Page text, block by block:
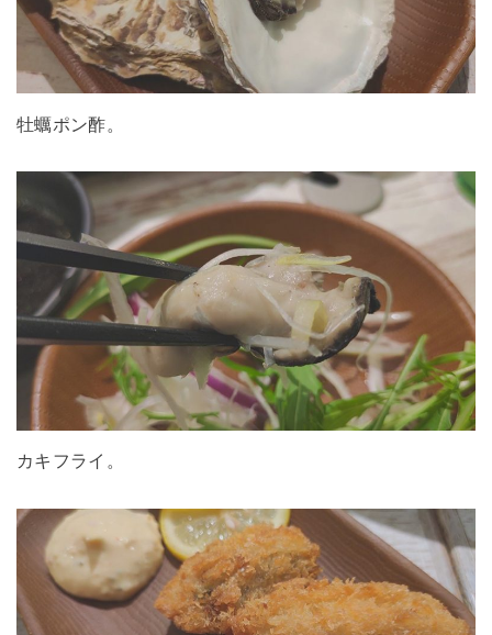
牡蠣ポン酢。
カキフライ。